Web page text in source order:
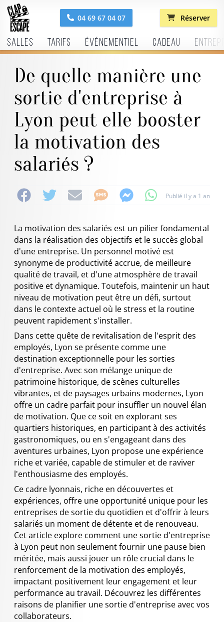
04 69 67 04 07 Réserver
Salles Tarifs Événementiel Cadeau
De quelle manière une
sortie d'entreprise à
Lyon peut elle booster
la motivation des
salariés ?
Publié il y a 1 an
La motivation des salariés est un pilier fondamental
dans la réalisation des objectifs et le succès global
d'une entreprise. Un personnel motivé est
synonyme de productivité accrue, de meilleure
qualité de travail, et d'une atmosphère de travail
positive et dynamique. Toutefois, maintenir un haut
niveau de motivation peut être un défi, surtout
dans le contexte actuel où le stress et la routine
peuvent rapidement s'installer.
Dans cette quête de revitalisation de l'esprit des
employés, Lyon se présente comme une
destination exceptionnelle pour les sorties
d'entreprise. Avec son mélange unique de
patrimoine historique, de scènes culturelles
vibrantes, et de paysages urbains modernes, Lyon
offre un cadre parfait pour insuffler un nouvel élan
de motivation. Que ce soit en explorant ses
quartiers historiques, en participant à des activités
gastronomiques, ou en s'engageant dans des
aventures urbaines, Lyon propose une expérience
riche et variée, capable de stimuler et de raviver
l'enthousiasme des employés.
Ce cadre lyonnais, riche en découvertes et
expériences, offre une opportunité unique pour les
entreprises de sortie du quotidien et d'offrir à leurs
salariés un moment de détente et de renouveau.
Cet article explore comment une sortie d'entreprise
à Lyon peut non seulement fournir une pause bien
méritée, mais aussi jouer un rôle crucial dans le
renforcement de la motivation des employés,
impactant positivement leur engagement et leur
performance au travail. Découvrez les différentes
raisons de planifier une sortie d'entreprise avec vos
collaborateurs.